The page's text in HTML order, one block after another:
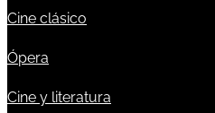
Cine clásico
Ópera
Cine y literatura